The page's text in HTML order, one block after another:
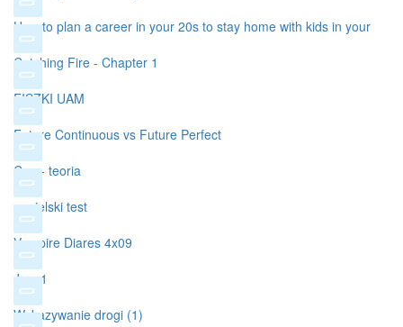
How to plan a career in your 20s to stay home with kids in your
30s
Catching Fire - Chapter 1
FISZKI UAM
Future Continuous vs Future Perfect
C++ - teoria
angielski test
Vampire Diares 4x09
Java1
Wskazywanie drogi (1)